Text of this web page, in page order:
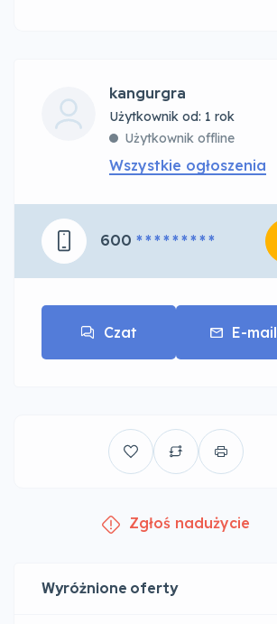
kangurgra
Użytkownik od: 1 rok
Użytkownik offline
Wszystkie ogłoszenia
600 * * * * * * * * *
Czat E-mail
Zgłoś nadużycie
Wyróżnione oferty